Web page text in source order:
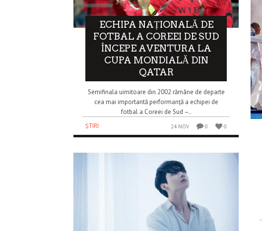
ECHIPA NAȚIONALĂ DE
FOTBAL A COREEI DE SUD
ÎNCEPE AVENTURA LA
CUPA MONDIALĂ DIN
QATAR
Semifinala uimitoare din 2002 rămâne de departe
cea mai importantă performanță a echipei de
fotbal a Coreei de Sud –..
ȘTIRI
24 NOV 0 0